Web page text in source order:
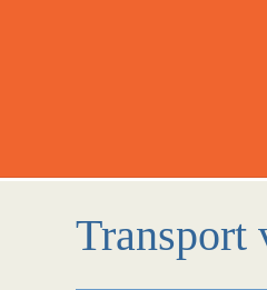
Transport